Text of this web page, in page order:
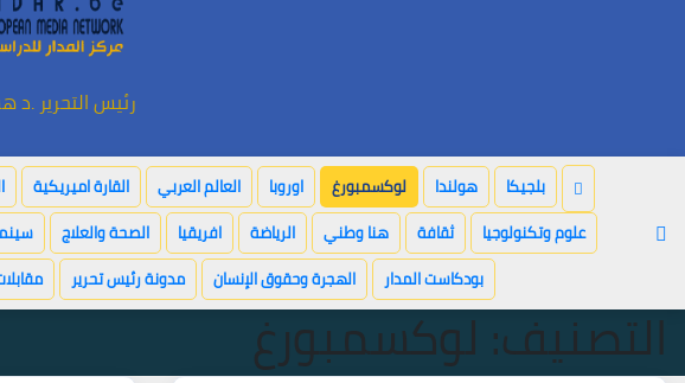
رئيس التحرير
بلجيكا هولندا لوكسمبورغ اوروبا العالم العربي القارة اميريكية
علوم وتكنولوجيا
ثقافة هنا وطني الرياضة افريقيا الصحة والعلاج
بودكاست المدار
الهجرة وحقوق الإنسان مدونة رئيس تحرير
التصنيف:لوكسمبورغ